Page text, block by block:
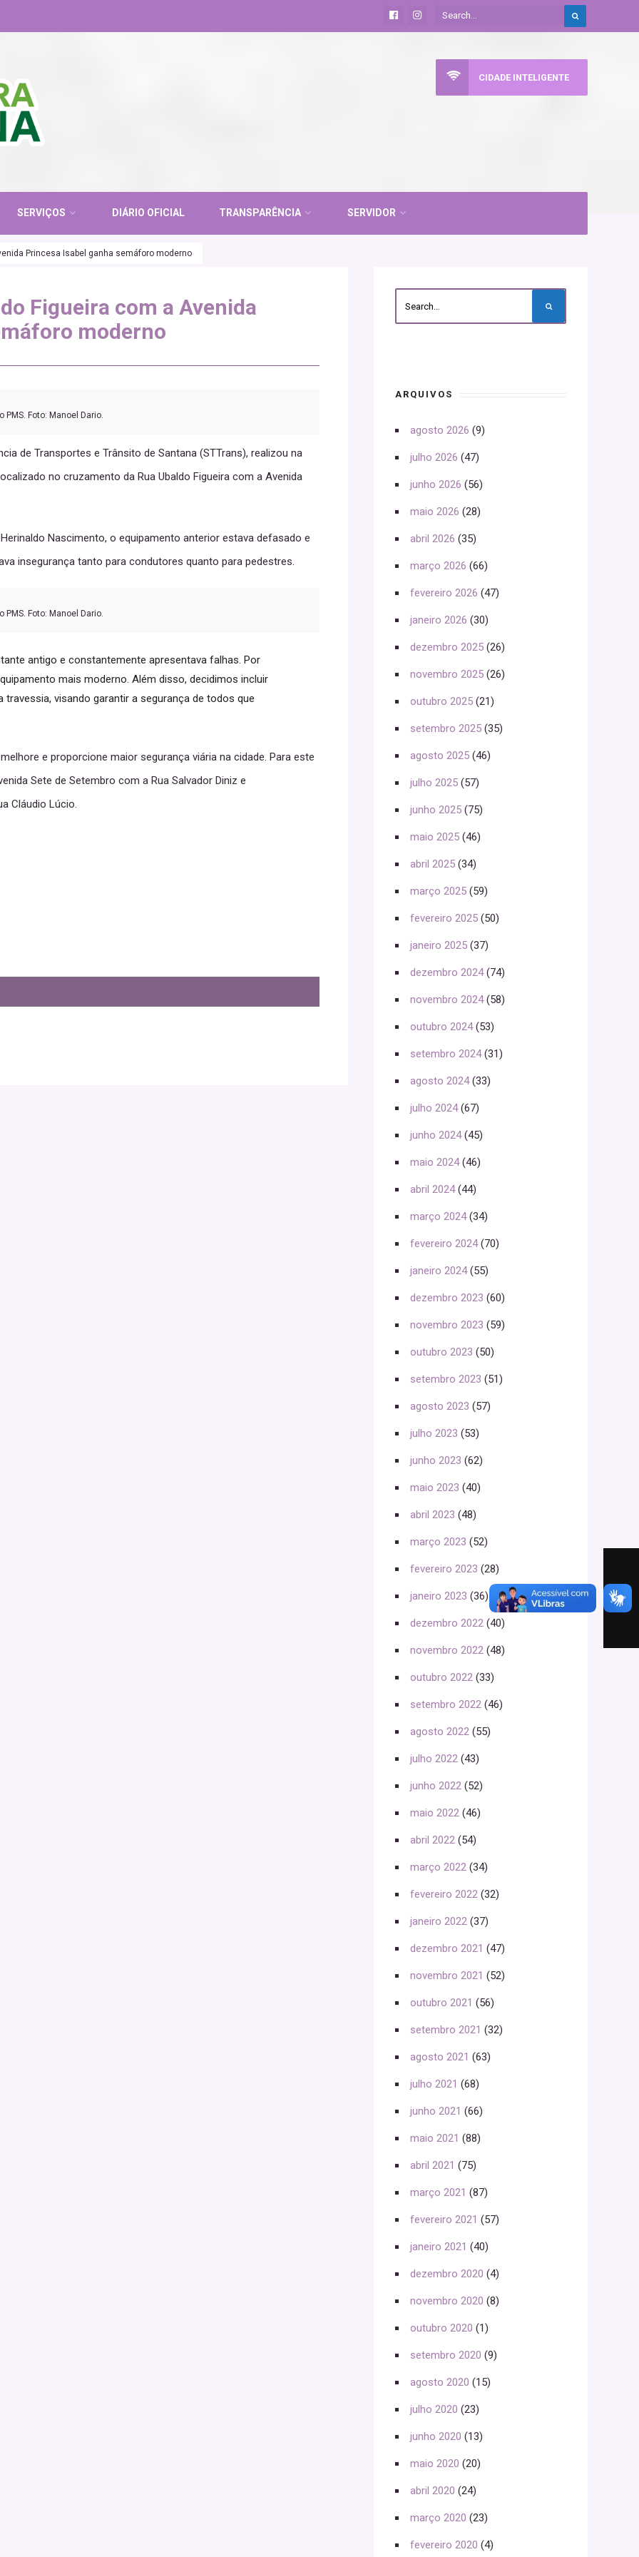
SERVIÇOS DIÁRIO OFICIAL TRANSPARÊNCIA SERVIDOR
CIDADE INTELIGENTE
Princesa Isabel ganha semáforo moderno
Figueira com a Avenida
moderno
PMS. Foto: Manoel Dario.
de Transportes e Trânsito de Santana (STTrans), realizou na
no cruzamento da Rua Ubaldo Figueira com a Avenida
Nascimento, o equipamento anterior estava defasado e
insegurança tanto para condutores quanto para pedestres.
PMS. Foto: Manoel Dario.
antigo e constantemente apresentava falhas. Por
mais moderno. Além disso, decidimos incluir
visando garantir a segurança de todos que
e proporcione maior segurança viária na cidade. Para este
Sete de Setembro com a Rua Salvador Diniz e
Cláudio Lúcio.
ARQUIVOS
agosto 2026 (9)
julho 2026 (47)
junho 2026 (56)
maio 2026 (28)
abril 2026 (35)
março 2026 (66)
fevereiro 2026 (47)
janeiro 2026 (30)
dezembro 2025 (26)
novembro 2025 (26)
outubro 2025 (21)
setembro 2025 (35)
agosto 2025 (46)
julho 2025 (57)
junho 2025 (75)
maio 2025 (46)
abril 2025 (34)
março 2025 (59)
fevereiro 2025 (50)
janeiro 2025 (37)
dezembro 2024(74)
novembro 2024(58)
outubro 2024(53)
setembro 2024(31)
agosto 2024(33)
julho 2024(67)
junho 2024(45)
maio 2024(46)
abril 2024(44)
março 2024(34)
fevereiro 2024(70)
janeiro 2024(55)
dezembro 2023 (60)
novembro 2023 (59)
outubro 2023 (50)
setembro 2023 (51)
agosto 2023 (57)
julho 2023 (53)
junho 2023 (62)
maio 2023 (40)
abril 2023 (48)
março 2023 (52)
fevereiro 2023 (28)
janeiro 2023 (36)
dezembro 2022 (40)
novembro 2022 (48)
outubro 2022 (33)
setembro 2022 (46)
agosto 2022 (55)
julho 2022 (43)
junho 2022 (52)
maio 2022 (46)
abril 2022 (54)
março 2022 (34)
fevereiro 2022 (32)
janeiro 2022 (37)
dezembro 2021 (47)
novembro 2021 (52)
outubro 2021 (56)
setembro 2021 (32)
agosto 2021 (63)
julho 2021 (68)
junho 2021 (66)
maio 2021 (88)
abril 2021 (75)
março 2021 (87)
fevereiro 2021 (57)
janeiro 2021 (40)
dezembro 2020 (4)
novembro 2020 (8)
outubro 2020 (1)
setembro 2020 (9)
agosto 2020 (15)
julho 2020 (23)
junho 2020 (13)
maio 2020 (20)
abril 2020 (24)
março 2020 (23)
fevereiro 2020 (4)